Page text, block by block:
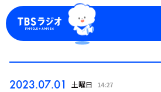
2023.07.01 土曜日 14:27